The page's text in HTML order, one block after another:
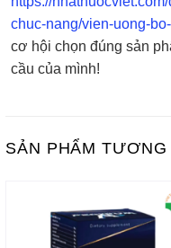
chuc-nang/vien-uong-
cơ hội chọn đúng sản
cầu của mình!
SẢN PHẨM